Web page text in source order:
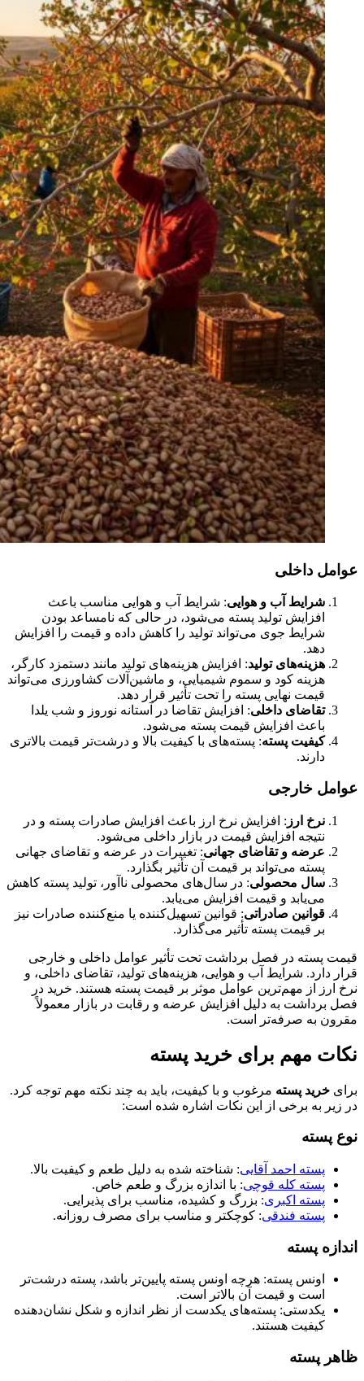
عوامل داخلی
شرایط آب و هوایی: شرایط آب و هوایی مناسب باعث
افزایش تولید پسته می‌شود، در حالی که نامساعد بودن
شرایط جوی می‌تواند تولید را کاهش داده و قیمت را افزایش
دهد.
هزینه‌های تولید: افزایش هزینه‌های تولید مانند دستمزد کارگر،
هزینه کود و سموم شیمیایی، و ماشین‌آلات کشاورزی می‌تواند
قیمت نهایی پسته را تحت تأثیر قرار دهد.
تقاضای داخلی: افزایش تقاضا در آستانه نوروز و شب یلدا
باعث افزایش قیمت پسته می‌شود.
کیفیت پسته: پسته‌های با کیفیت بالا و درشت‌تر قیمت بالاتری
دارند.
عوامل خارجی
نرخ ارز : افزایش نرخ ارز باعث افزایش صادرات پسته و در
نتیجه افزایش قیمت در بازار داخلی می‌شود.
عرضه و تقاضای جهانی: تغییرات در عرضه و تقاضای جهانی
پسته می‌تواند بر قیمت آن تأثیر بگذارد.
سال محصولی: در سال‌های محصولی ناآور، تولید پسته کاهش
می‌یابد و قیمت افزایش می‌یابد.
قوانین صادراتی: قوانین تسهیل‌کننده یا منع‌کننده صادرات نیز
بر قیمت پسته تأثیر می‌گذارد.
قیمت پسته در فصل برداشت تحت تأثیر عوامل داخلی و خارجی
قرار دارد. شرایط آب و هوایی، هزینه‌های تولید، تقاضای داخلی، و
نرخ ارز از مهم‌ترین عوامل موثر بر قیمت پسته هستند. خرید در
فصل برداشت به دلیل افزایش عرضه و رقابت در بازار معمولاً
مقرون به صرفه‌تر است.
نکات مهم برای خرید پسته
برای خرید پسته مرغوب و با کیفیت، باید به چند نکته مهم توجه کرد.
در زیر به برخی از این نکات اشاره شده است:
نوع پسته
پسته احمد آقایی: شناخته شده به دلیل طعم و کیفیت بالا.
پسته کله قوچی: با اندازه بزرگ و طعم خاص.
پسته اکبری: بزرگ و کشیده، مناسب برای پذیرایی.
پسته فندقی: کوچکتر و مناسب برای مصرف روزانه.
اندازه پسته
اونس پسته: هرچه اونس پسته پایین‌تر باشد، پسته درشت‌تر
است و قیمت آن بالاتر است.
یکدستی: پسته‌های یکدست از نظر اندازه و شکل نشان‌دهنده
کیفیت هستند.
ظاهر پسته